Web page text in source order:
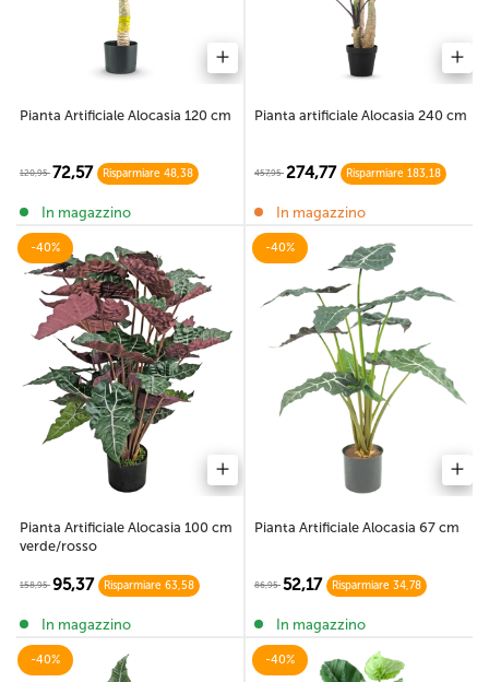
Pianta Artificiale Alocasia 120 cm
120,95 72,57 Risparmiare 48,38
In magazzino
Pianta artificiale Alocasia 240 cm
457,95 274,77 Risparmiare 183,18
In magazzino
-40%
Pianta Artificiale Alocasia 100 cm
verde/rosso
158,95 95,37 Risparmiare 63,58
In magazzino
-40%
Pianta Artificiale Alocasia 67 cm
86,95 52,17 Risparmiare 34,78
In magazzino
-40% -40%